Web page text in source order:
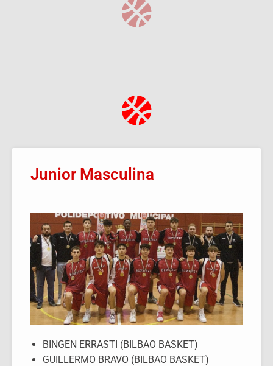
Junior Masculina
BINGEN ERRASTI (BILBAO BASKET)
GUILLERMO BRAVO (BILBAO BASKET)